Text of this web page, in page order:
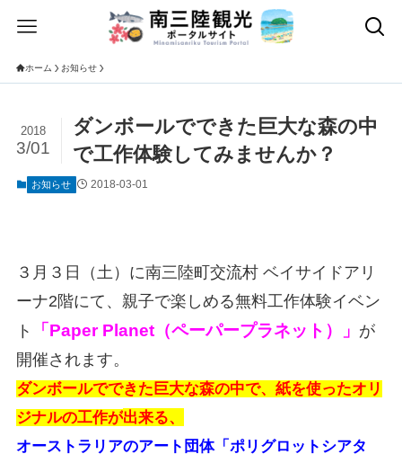
ホーム お知らせ
ダンボールでできた巨大な森の中
で工作体験してみませんか？
2018
3/01
お知らせ 2018-03-01
３月３日（土）に南三陸町交流村 ベイサイドアリ
ーナ2階にて、親子で楽しめる無料工作体験イベン
ト
「Paper Planet（ペーパープラネット）」 が
開催されます。
ダンボールでできた巨大な森の中で、紙を使ったオリ
ジナルの工作が出来る、
オーストラリアのアート団体「ポリグロットシアタ